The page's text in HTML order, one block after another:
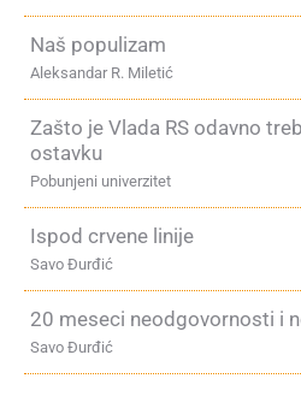
Naš populizam
Aleksandar R. Miletić
Zašto je Vlada RS odavno
ostavku
Pobunjeni univerzitet
Ispod crvene linije
Savo Đurđić
20 meseci neodgovornosti i
Savo Đurđić